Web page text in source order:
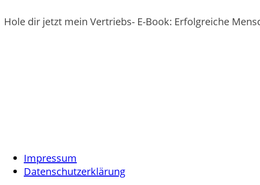
Hole dir jetzt mein Vertriebs- E-Book: Erfolgreiche
Impressum
Datenschutzerklärung